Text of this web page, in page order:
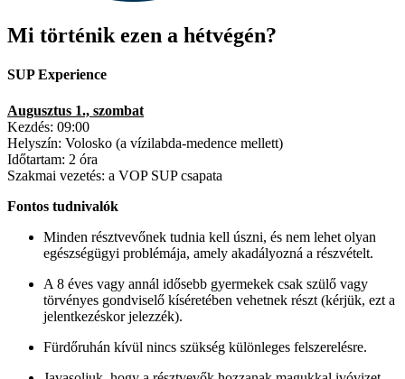
Mi történik ezen a hétvégén?
SUP Experience
Augusztus 1., szombat
Kezdés: 09:00
Helyszín: Volosko (a vízilabda-medence mellett)
Időtartam: 2 óra
Szakmai vezetés: a VOP SUP csapata
Fontos tudnivalók
Minden résztvevőnek tudnia kell úszni, és nem lehet olyan
egészségügyi problémája, amely akadályozná a részvételt.
A 8 éves vagy annál idősebb gyermekek csak szülő vagy
törvényes gondviselő kíséretében vehetnek részt (kérjük, ezt a
jelentkezéskor jelezzék).
Fürdőruhán kívül nincs szükség különleges felszerelésre.